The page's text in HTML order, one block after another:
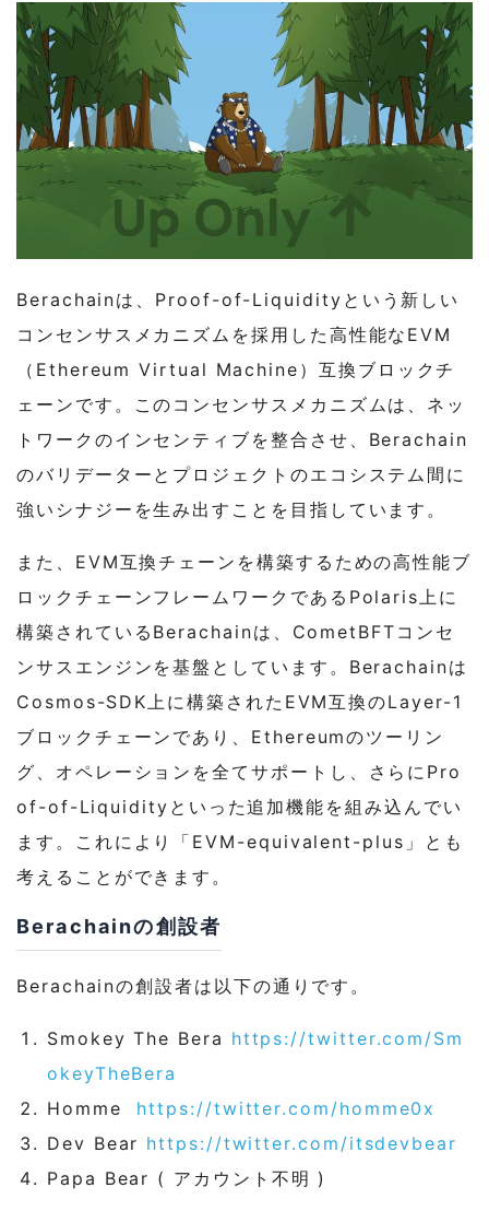
1-4-3 $HONEYの概要と入手方法
2 テストネットの追加とFaucetの請求方法
3 テストネットの実践
BEX
Honey
3-3 BEND
3-4 BERPS
3-5 BGT Station
4
エアドロップの対象が示唆されているNFT
プロジェクト
Berachainは、Proof-of-Liquidityという新しい
コンセンサスメカニズムを採用した高性能なEVM
（Ethereum Virtual Machine）互換ブロックチ
ェーンです。このコンセンサスメカニズムは、ネッ
トワークのインセンティブを整合させ、Berachain
のバリデーターとプロジェクトのエコシステム間に
強いシナジーを生み出すことを目指しています。
また、EVM互換チェーンを構築するための高性能ブ
ロックチェーンフレームワークであるPolaris上に
構築されているBerachainは、CometBFTコンセ
ンサスエンジンを基盤としています。Berachainは
Cosmos-SDK上に構築されたEVM互換のLayer-1
ブロックチェーンであり、Ethereumのツーリン
グ、オペレーションを全てサポートし、さらにPro
of-of-Liquidityといった追加機能を組み込んでい
ます。これにより「EVM-equivalent-plus」とも
考えることができます。
Berachainの創設者
Berachainの創設者は以下の通りです。
Smokey The Bera https://twitter.com/Sm
okeyTheBera
Homme https://twitter.com/homme0x
Dev Bear https://twitter.com/itsdevbear
Papa Bear ( アカウント不明 )